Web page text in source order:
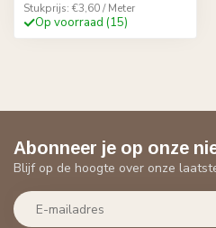
Stukprijs: €3,60 / Meter
Op voorraad (15)
Abonneer je op onze
Blijf op de hoogte over onze